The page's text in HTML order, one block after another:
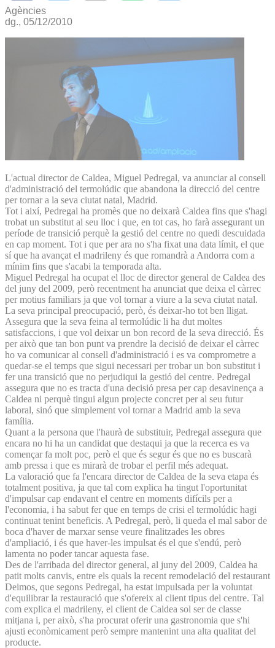
Agències
dg., 05/12/2010
L'actual director de Caldea, Miguel Pedregal, va anunciar al consell
d'administració del termolúdic que abandona la direcció del centre
per tornar a la seva ciutat natal, Madrid.
Tot i així, Pedregal ha promès que no deixarà Caldea fins que s'hagi
trobat un substitut al seu lloc i que, en tot cas, ho farà assegurant un
període de transició perquè la gestió del centre no quedi descuidada
en cap moment. Tot i que per ara no s'ha fixat una data límit, el que
sí que ha avançat el madrileny és que romandrà a Andorra com a
mínim fins que s'acabi la temporada alta.
Miguel Pedregal ha ocupat el lloc de director general de Caldea des
del juny del 2009, però recentment ha anunciat que deixa el càrrec
per motius familiars ja que vol tornar a viure a la seva ciutat natal.
La seva principal preocupació, però, és deixar-ho tot ben lligat.
Assegura que la seva feina al termolúdic li ha dut moltes
satisfaccions, i que vol deixar un bon record de la seva direcció. És
per això que tan bon punt va prendre la decisió de deixar el càrrec
ho va comunicar al consell d'administració i es va comprometre a
quedar-se el temps que sigui necessari per trobar un bon substitut i
fer una transició que no perjudiqui la gestió del centre. Pedregal
assegura que no es tracta d'una decisió presa per cap desavinença a
Caldea ni perquè tingui algun projecte concret per al seu futur
laboral, sinó que simplement vol tornar a Madrid amb la seva
família.
Quant a la persona que l'haurà de substituir, Pedregal assegura que
encara no hi ha un candidat que destaqui ja que la recerca es va
començar fa molt poc, però el que és segur és que no es buscarà
amb pressa i que es mirarà de trobar el perfil més adequat.
La valoració que fa l'encara director de Caldea de la seva etapa és
totalment positiva, ja que tal com explica ha tingut l'oportunitat
d'impulsar cap endavant el centre en moments difícils per a
l'economia, i ha sabut fer que en temps de crisi el termolúdic hagi
continuat tenint beneficis. A Pedregal, però, li queda el mal sabor de
boca d'haver de marxar sense veure finalitzades les obres
d'ampliació, i és que haver-les impulsat és el que s'endú, però
lamenta no poder tancar aquesta fase.
Des de l'arribada del director general, al juny del 2009, Caldea ha
patit molts canvis, entre els quals la recent remodelació del restaurant
Deimos, que segons Pedregal, ha estat impulsada per la voluntat
d'equilibrar la restauració que s'ofereix al client tipus del centre. Tal
com explica el madrileny, el client de Caldea sol ser de classe
mitjana i, per això, s'ha procurat oferir una gastronomia que s'hi
ajusti econòmicament però sempre mantenint una alta qualitat del
producte.